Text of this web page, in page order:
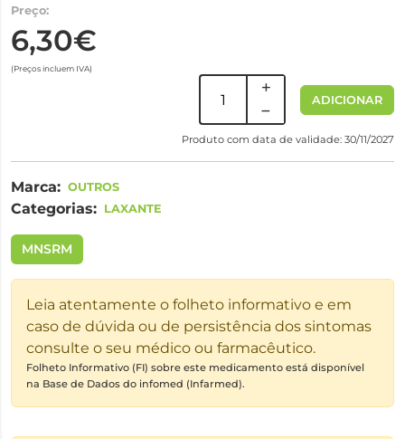
Preço:
6,30€
(Preços incluem IVA)
ADICIONAR
Produto com data de validade: 30/11/2027
Marca: OUTROS
Categorias: LAXANTE
MNSRM
Leia atentamente o folheto informativo e em
caso de dúvida ou de persistência dos sintomas
consulte o seu médico ou farmacêutico.
Folheto Informativo (FI) sobre este medicamento está disponível
na Base de Dados do infomed (Infarmed).